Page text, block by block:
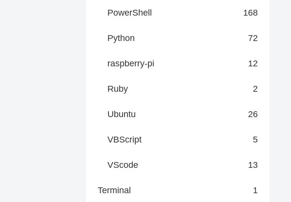
PowerShell 168
Python 72
raspberry-pi 12
Ruby 2
Ubuntu 26
VBScript 5
VScode 13
Terminal 1